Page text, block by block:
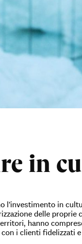
in
l’investimento in
delle proprie
hanno
i clienti fidelizzati